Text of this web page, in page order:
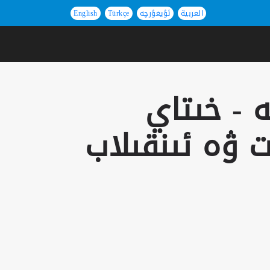
English Türkçe ئۇيغۇرچە العربية
- خىتاي
ۋە ئىنقىلاب